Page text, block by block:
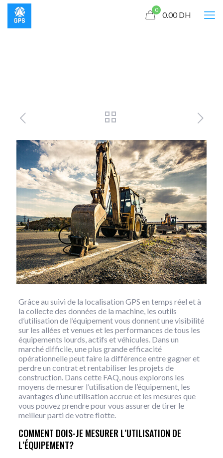
0
0.00DH
Grâce au suivi de la localisation GPS en temps réel et à
la collecte des données de la machine, les outils
d’utilisation de l’équipement vous donnent une visibilité
sur les allées et venues et les performances de tous les
équipements lourds, actifs et véhicules. Dans un
marché difficile, une plus grande efficacité
opérationnelle peut faire la différence entre gagner et
perdre un contrat et rentabiliser les projets de
construction. Dans cette FAQ, nous explorons les
moyens de mesurer l’utilisation de l’équipement, les
avantages d’une utilisation accrue et les mesures que
vous pouvez prendre pour vous assurer de tirer le
meilleur parti de votre flotte.
COMMENT DOIS-JE MESURER L’UTILISATION DE
L’ÉQUIPEMENT?